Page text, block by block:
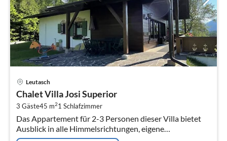
Leutasch
Chalet Villa Josi Superior
3 Gäste45 m21 Schlafzimmer
Das Appartement für 2-3 Personen dieser Villa bietet
Ausblick in alle Himmelsrichtungen, eigene
Saunalandschaft, Carport, 1000 m2 Garten, WLAN,